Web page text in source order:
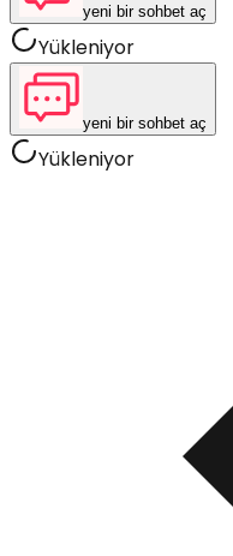
yeni bir sohbet aç
Yükleniyor
yeni bir sohbet aç
Yükleniyor